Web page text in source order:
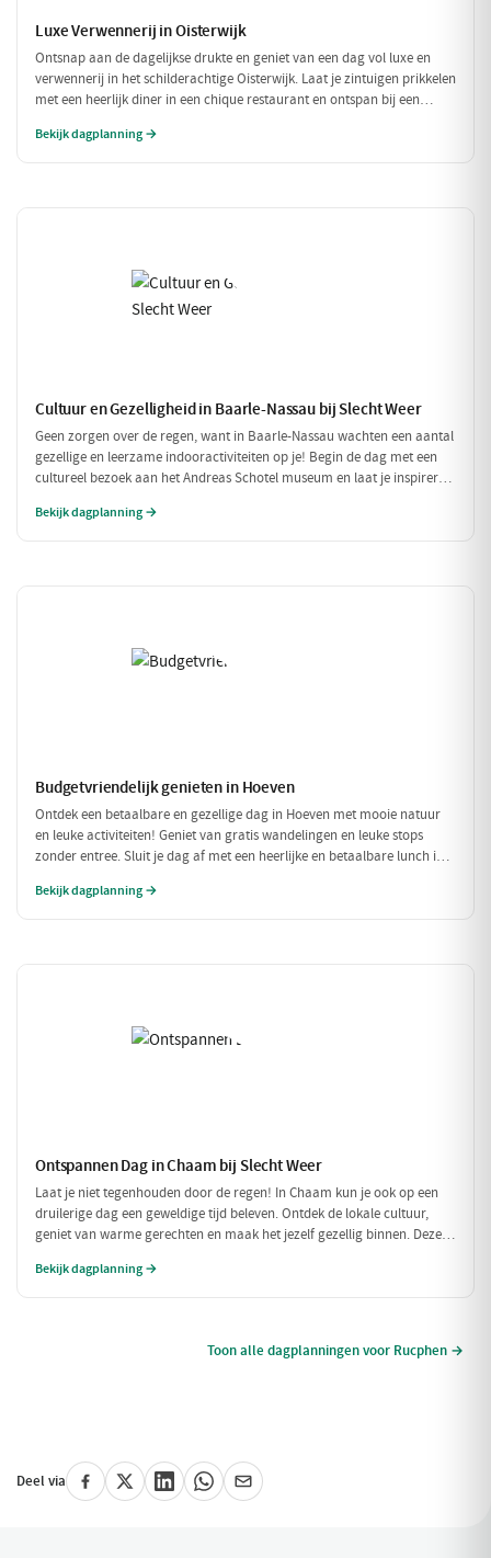
Luxe Verwennerij in Oisterwijk
Ontsnap aan de dagelijkse drukte en geniet van een dag vol luxe en
verwennerij in het schilderachtige Oisterwijk. Laat je zintuigen prikkelen
met een heerlijk diner in een chique restaurant en ontspan bij een
in de watten te leggen.
Bekijk dagplanning →
Cultuur en Gezelligheid in Baarle-Nassau bij Slecht Weer
Geen zorgen over de regen, want in Baarle-Nassau wachten een aantal
gezellige en leerzame indooractiviteiten op je! Begin de dag met een
cultureel bezoek aan het Andreas Schotel museum en laat je inspireren
knusse Grand Café De Beerze voordat je weer verder gaat met een
Bekijk dagplanning →
Budgetvriendelijk genieten in Hoeven
Ontdek een betaalbare en gezellige dag in Hoeven met mooie natuur
en leuke activiteiten! Geniet van gratis wandelingen en leuke stops
zonder entree. Sluit je dag af met een heerlijke en betaalbare lunch in
Bekijk dagplanning →
Ontspannen Dag in Chaam bij Slecht Weer
Laat je niet tegenhouden door de regen! In Chaam kun je ook op een
druilerige dag een geweldige tijd beleven. Ontdek de lokale cultuur,
geniet van warme gerechten en maak het jezelf gezellig binnen. Deze
wilt genieten van alles wat Chaam te bieden heeft.
Bekijk dagplanning →
Toon alle dagplanningen voor Rucphen →
Deel via